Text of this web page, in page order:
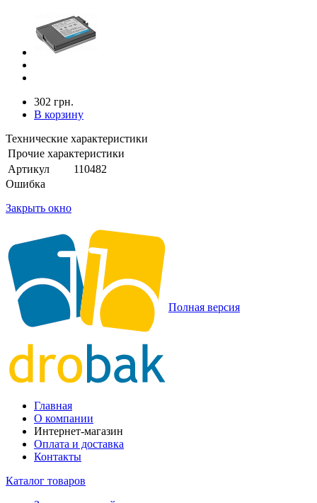
302 грн.
В корзину
Технические характеристики
Прочие характеристики
Артикул
110482
Ошибка
Закрыть окно
Полная версия
Главная
О компании
Интернет-магазин
Оплата и доставка
Контакты
Каталог товаров